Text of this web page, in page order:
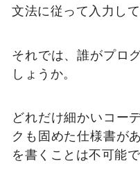
文法に従って入力し
それでは、誰がプロ
しょうか。
どれだけ細かいコー
クも固めた仕様書が
を書くことは不可能で